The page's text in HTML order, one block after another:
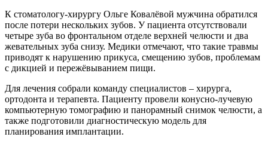
К стоматологу-хирургу Ольге Ковалёвой мужчина обратился
после потери нескольких зубов. У пациента отсутствовали
четыре зуба во фронтальном отделе верхней челюсти и два
жевательных зуба снизу. Медики отмечают, что такие травмы
приводят к нарушению прикуса, смещению зубов, проблемам
с дикцией и пережёвыванием пищи.
Для лечения собрали команду специалистов – хирурга,
ортодонта и терапевта. Пациенту провели конусно-лучевую
компьютерную томографию и панорамный снимок челюсти, а
также подготовили диагностическую модель для
планирования имплантации.